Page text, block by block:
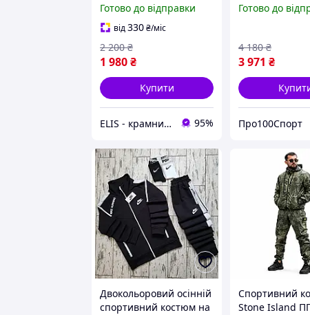
костюм купити
Готово до відправки
від330₴/міс
1 980₴
2 200 ₴
Купити
ELIS - крамниця спортивного одягу 95%
Готово до
3 971 ₴
4 180 ₴
Про100Спорт
Двокольоровий осінній
спортивний костюм на
Спортивний
Stone Island